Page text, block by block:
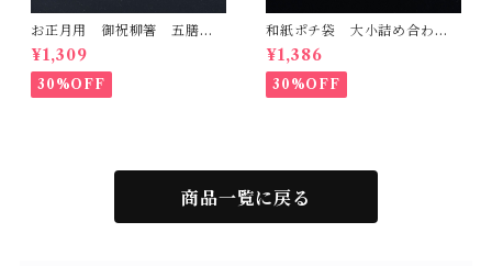
お正月用 御祝柳箸 五膳
金赤和紙
¥1,309
30%OFF
和紙ポチ袋 大小詰め合わ
せ 麻の葉
¥1,386
30%OFF
商品一覧に戻る